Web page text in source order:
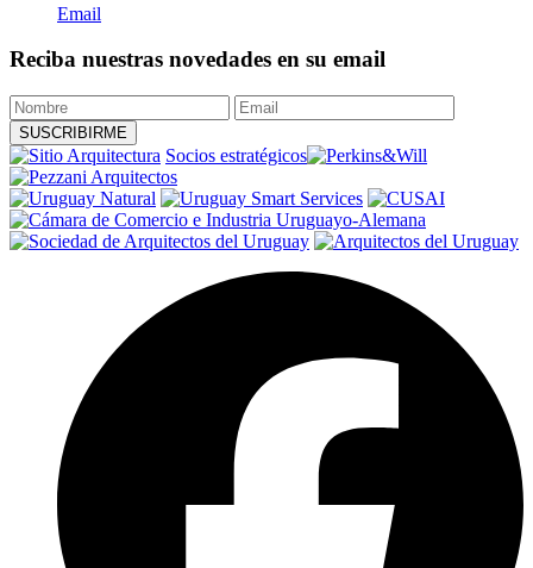
Email
Reciba nuestras novedades en su email
Socios estratégicos